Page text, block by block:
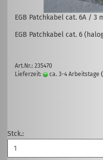
EGB Patchkabel cat. 6A / 3
EGB Patchkabel cat. 6
Art.Nr.: 235470
Lieferzeit:
ca. 3-4 Arbeitstage
Stck.: